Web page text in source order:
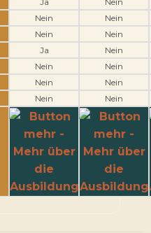
Nein
Nein
Nein
Nein
Ja
Nein
Nein
Nein
Nein
Nein
Nein Nein